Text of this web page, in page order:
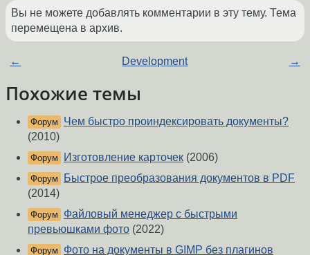
Вы не можете добавлять комментарии в эту тему. Тема
перемещена в архив.
← Development →
Похожие темы
Форум
Чем быстро проиндексировать документы?
(2010)
Форум Изготовление карточек (2006)
Форум
Быстрое преобразования документов в PDF
(2014)
Форум
Файловый менеджер с быстрыми
превьюшками фото (2022)
Форум Фото на документы в GIMP без плагинов